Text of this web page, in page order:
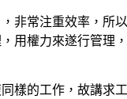
非常注重效率，所
用權力來遂行管理
樣的工作，故講求